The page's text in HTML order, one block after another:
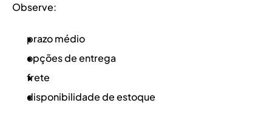
Observe:
prazo médio
opções de entrega
frete
disponibilidade de estoque